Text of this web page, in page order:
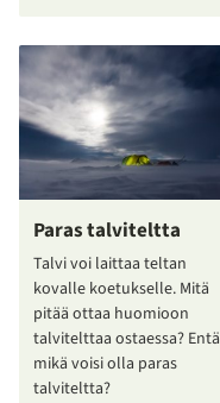
Paras talviteltta
Talvi voi laittaa teltan
kovalle koetukselle. Mitä
pitää ottaa huomioon
talvitelttaa ostaessa? Entä
mikä voisi olla paras
talviteltta?